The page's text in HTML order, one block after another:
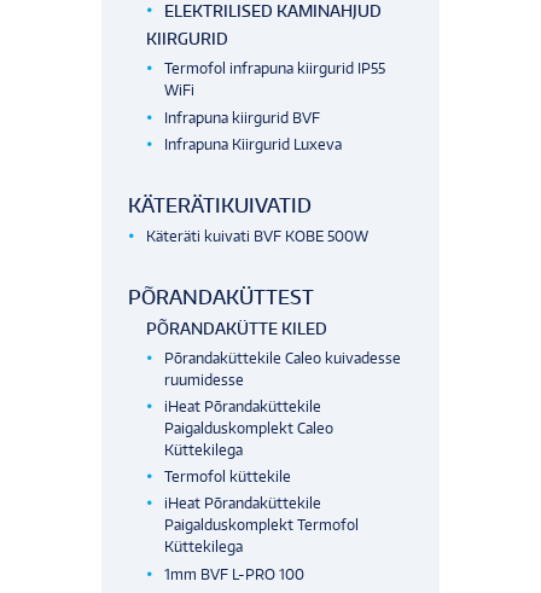
ELEKTRILISED KAMINAHJUD
KIIRGURID
Termofol infrapuna kiirgurid IP55
WiFi
Infrapuna kiirgurid BVF
Infrapuna Kiirgurid Luxeva
KÄTERÄTIKUIVATID
Käteräti kuivati BVF KOBE 500W
PÕRANDAKÜTTEST
PÕRANDAKÜTTE KILED
Põrandaküttekile Caleo kuivadesse
ruumidesse
iHeat Põrandaküttekile
Paigalduskomplekt Caleo
Küttekilega
Termofol küttekile
iHeat Põrandaküttekile
Paigalduskomplekt Termofol
Küttekilega
1mm BVF L-PRO 100